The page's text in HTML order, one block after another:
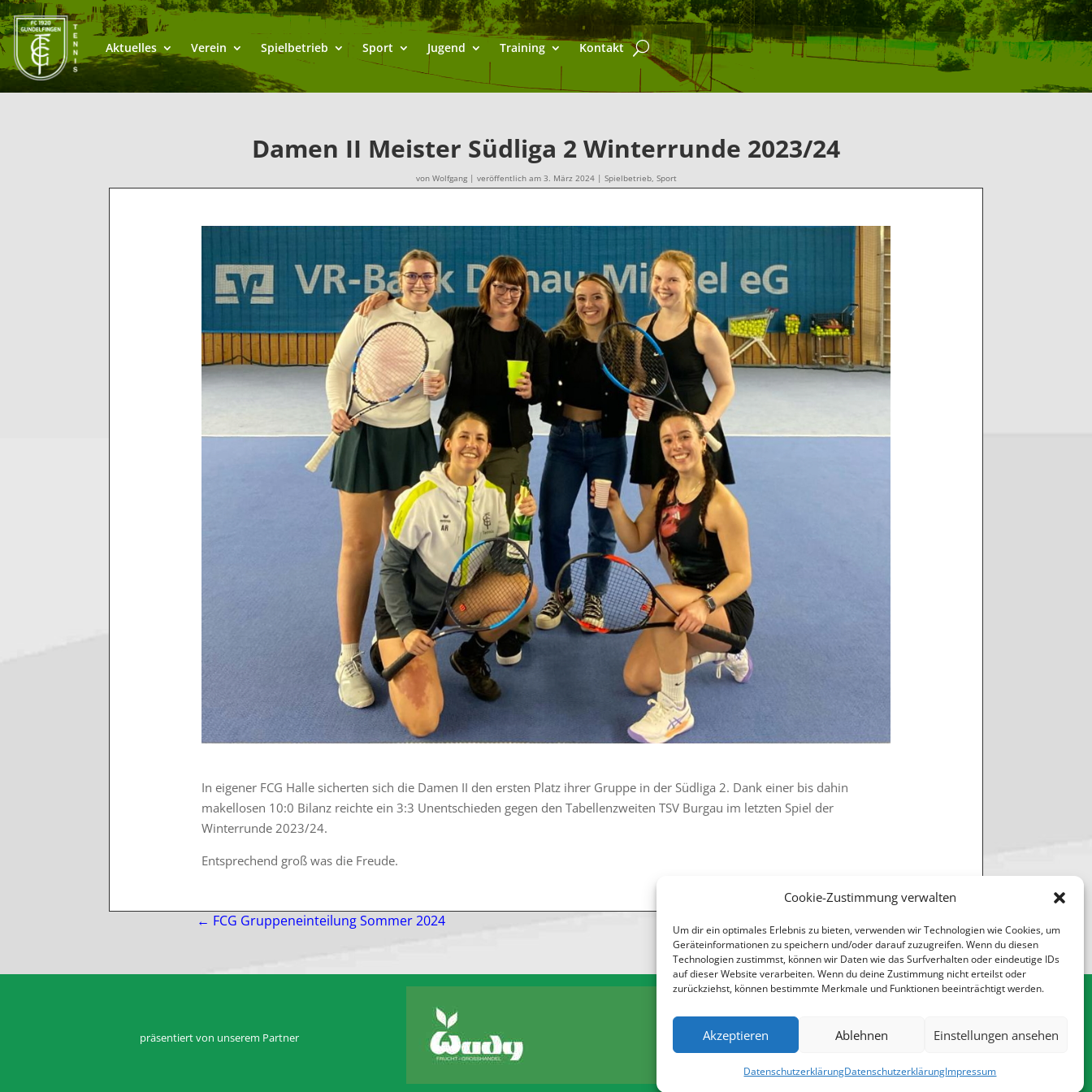
Cookie-Zustimmung verwalten
Um dir ein optimales Erlebnis zu bieten, verwenden wir Technologien wie Cookies, um
Geräteinformationen zu speichern und/oder darauf zuzugreifen. Wenn du diesen
Technologien zustimmst, können wir Daten wie das Surfverhalten oder eindeutige IDs
auf dieser Website verarbeiten. Wenn du deine Zustimmung nicht erteilst oder
zurückziehst, können bestimmte Merkmale und Funktionen beeinträchtigt werden.
Akzeptieren Ablehnen Einstellungen ansehen
DatenschutzerklärungDatenschutzerklärungImpressum
Aktuelles Verein Spielbetrieb Sport Jugend Training Kontakt
Damen II Meister Südliga 2 Winterrunde 2023/24
von Wolfgang| veröffentlich am 3. März 2024| Spielbetrieb, Sport
In eigener FCG Halle sicherten sich die Damen II den ersten Platz ihrer Gruppe in der Südliga 2. Dank einer bis dahin
makellosen 10:0 Bilanz reichte ein 3:3 Unentschieden gegen den Tabellenzweiten TSV Burgau im letzten Spiel der
Winterrunde 2023/24.
Entsprechend groß was die Freude.
← FCG Gruppeneinteilung Sommer 2024
präsentiert von unserem Partner Impressum Datenschutz•Sitemap